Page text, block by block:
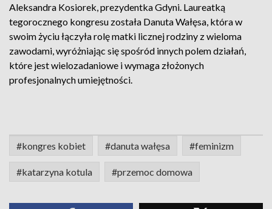
Aleksandra Kosiorek, prezydentka Gdyni. Laureatką
tegorocznego kongresu została Danuta Wałęsa, która w
swoim życiu łączyła rolę matki licznej rodziny z wieloma
zawodami, wyróżniając się spośród innych polem działań,
które jest wielozadaniowe i wymaga złożonych
profesjonalnych umiejętności.
#kongres kobiet #danuta wałęsa #feminizm
#katarzyna kotula #przemoc domowa